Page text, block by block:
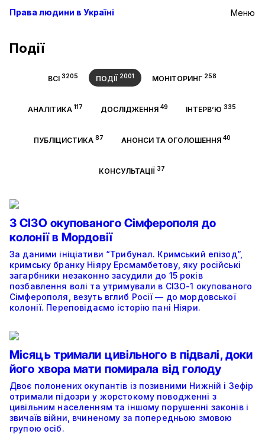
Меню
Права людини в Україні
Події
ВСІ3205 ПОДІЇ2001 МОНІТОРИНГ258
АНАЛІТИКА 117 ДОСЛІДЖЕННЯ 49 ІНТЕРВ’Ю 335
ПУБЛІЦИСТИКА 87 АНОНСИ ТА ОГОЛОШЕННЯ40
КОНСУЛЬТАЦІЇ 37
З СІЗО окупованого Сімферополя до
колонії в Мордовії
За даними ініціативи “Трибунал. Кримський епізод”,
кримську бранку Ніяру Ерсмамбетову, яку російські
загарбники незаконно засудили до 15 років
позбавлення волі та утримували в СІЗО-1 окупованого
Сімферополя, везуть вглиб Росії — до мордовської
колонії. Переповідаємо історію пані Ніяри.
Місяць тримали цивільного в підвалі, доки
його хвора мати помирала від голоду
Двоє полонених окупантів із позивними Нижній і Зефір
отримали підозри у жорстокому поводженні з
цивільним населенням та іншому порушенні законів і
звичаїв війни, вчиненому за попередньою змовою
групою осіб.